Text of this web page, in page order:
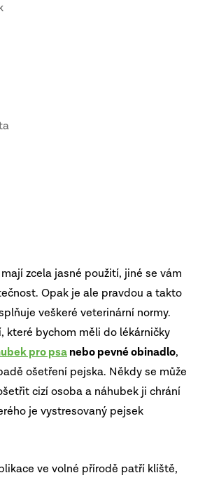
zcela jasné použití, jiné se vám
Opak je ale pravdou a takto
veškeré veterinární normy.
které bychom měli do lékárničky
pro psanebo pevné obinadlo,
ošetření pejska. Někdy se může
cizí osoba a náhubek ji chrání
je vystresovaný pejsek
ve volné přírodě patří klíště,